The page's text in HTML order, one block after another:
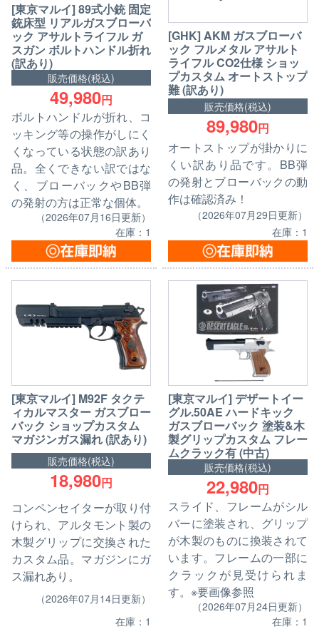
[東京マルイ] 89式小銃 固定
銃床型 リアルガスブローバ
ック アサルトライフル ガ
スガン ボルトハンドル折れ
(訳あり)
販売価格(税込)
49,980円
ボルトハンドルが折れ、コ
ッキング等の操作がしにく
くなっている状態の訳あり
品。全くできない訳ではな
く、ブローバックやBB弾
の発射の方は正常な個体。
（2026年07月16日更新）
在庫：1
[GHK] AKM ガスブローバ
ック フルメタル アサルト
ライフル CO2仕様 ショッ
プカスタム オートストップ
難 (訳あり)
販売価格(税込)
89,980円
オートストップが掛かりに
くい訳あり品です。BB弾
の発射とブローバックの動
作は確認済み！
（2026年07月29日更新）
在庫：1
[東京マルイ] M92F タクテ
ィカルマスター ガスブロー
バック ショップカスタム
マガジンガス漏れ (訳あり)
販売価格(税込)
18,980円
コンペンセイターが取り付
けられ、アルタモント製の
木製グリップに交換された
カスタム品。マガジンにガ
ス漏れあり。
（2026年07月14日更新）
在庫：1
[東京マルイ] デザートイー
グル.50AE ハードキック
ガスブローバック 塗装&木
製グリップカスタム フレー
ムクラック有 (中古)
販売価格(税込)
22,980円
スライド、フレームがシル
バーに塗装され、グリップ
が木製のものに換装されて
います。フレームの一部に
クラックが見受けられま
す。※要画像参照
（2026年07月24日更新）
在庫：1